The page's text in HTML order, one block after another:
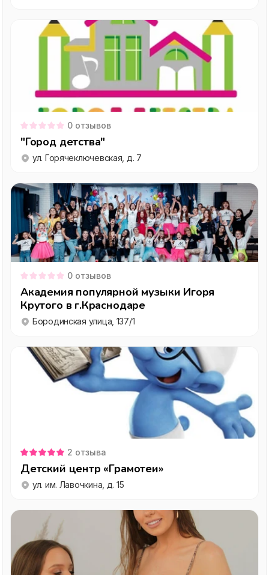
0 отзывов
"Город детства"
ул. Горячеключевская, д. 7
0 отзывов
Академия популярной музыки Игоря
Крутого в г.Краснодаре
Бородинская улица, 137/1
2 отзыва
Детский центр «Грамотеи»
ул. им. Лавочкина, д. 15